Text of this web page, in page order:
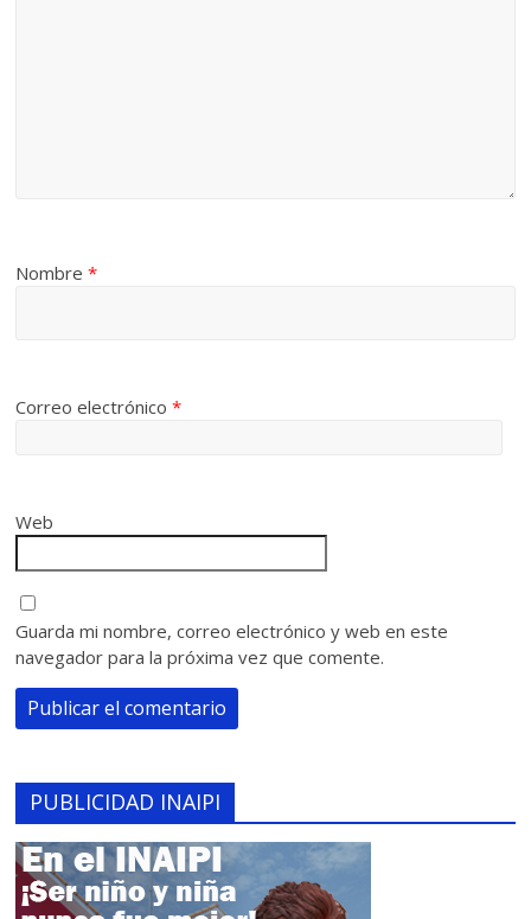
Nombre*
Correo electrónico*
Web
Guarda mi nombre, correo electrónico y web en este
navegador para la próxima vez que comente.
PUBLICIDAD INAIPI